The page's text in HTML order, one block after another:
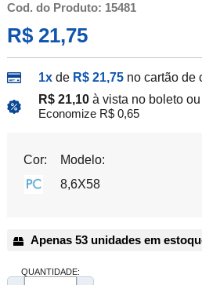
Cod. do Produto: 15481
R$ 21,75
1xde R$ 21,75 no cartão de
R$ 21,10 à vista no boleto
Economize R$ 0,65
Cor:
Modelo:
8,6X58
Apenas 53 unidades em
QUANTIDADE: